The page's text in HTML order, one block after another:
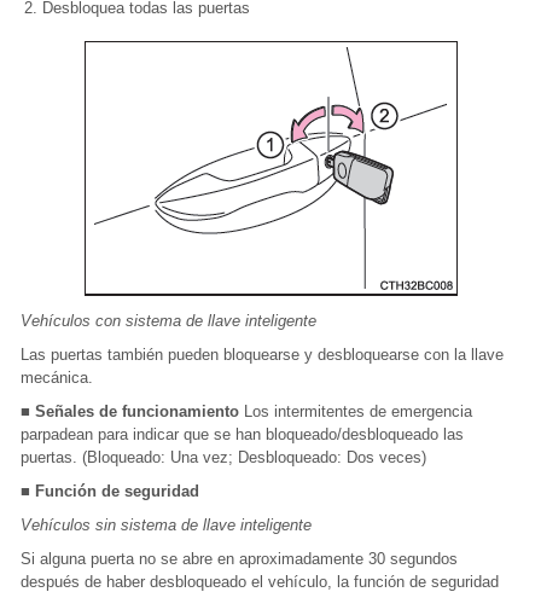
Desbloquea todas las puertas
Vehículos con sistema de llave inteligente
Las puertas también pueden bloquearse y desbloquearse con la llave
mecánica.
■ Señales de funcionamiento Los intermitentes de emergencia
parpadean para indicar que se han bloqueado/desbloqueado las
puertas. (Bloqueado: Una vez; Desbloqueado: Dos veces)
■ Función de seguridad
Vehículos sin sistema de llave inteligente
Si alguna puerta no se abre en aproximadamente 30 segundos
después de haber desbloqueado el vehículo, la función de seguridad